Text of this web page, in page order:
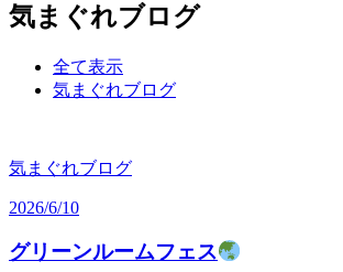
気まぐれブログ
全て表示
気まぐれブログ
気まぐれブログ
2026/6/10
グリーンルームフェス